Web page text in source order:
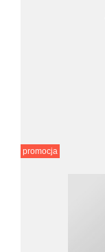
promocja